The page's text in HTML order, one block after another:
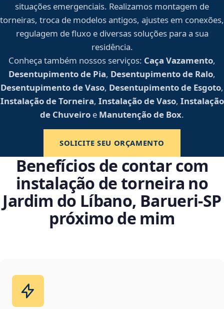
situações emergenciais. Realizamos montagem de
torneiras, troca de modelos antigos, ajustes em conexões,
regulagem de fluxo e diversas soluções para a sua
residência.
Conheça também nossos serviços: Caça Vazamento,
Desentupimento de Pia, Desentupimento de Ralo,
Desentupimento de Vaso, Desentupimento de Esgoto,
Instalação de Torneira, Instalação de Vaso, Instalação
de Chuveiro e Manutenção de Box.
SOLICITE SEU ORÇAMENTO
Benefícios de contar com
instalação de torneira no
Jardim do Líbano, Barueri‑SP
próximo de mim